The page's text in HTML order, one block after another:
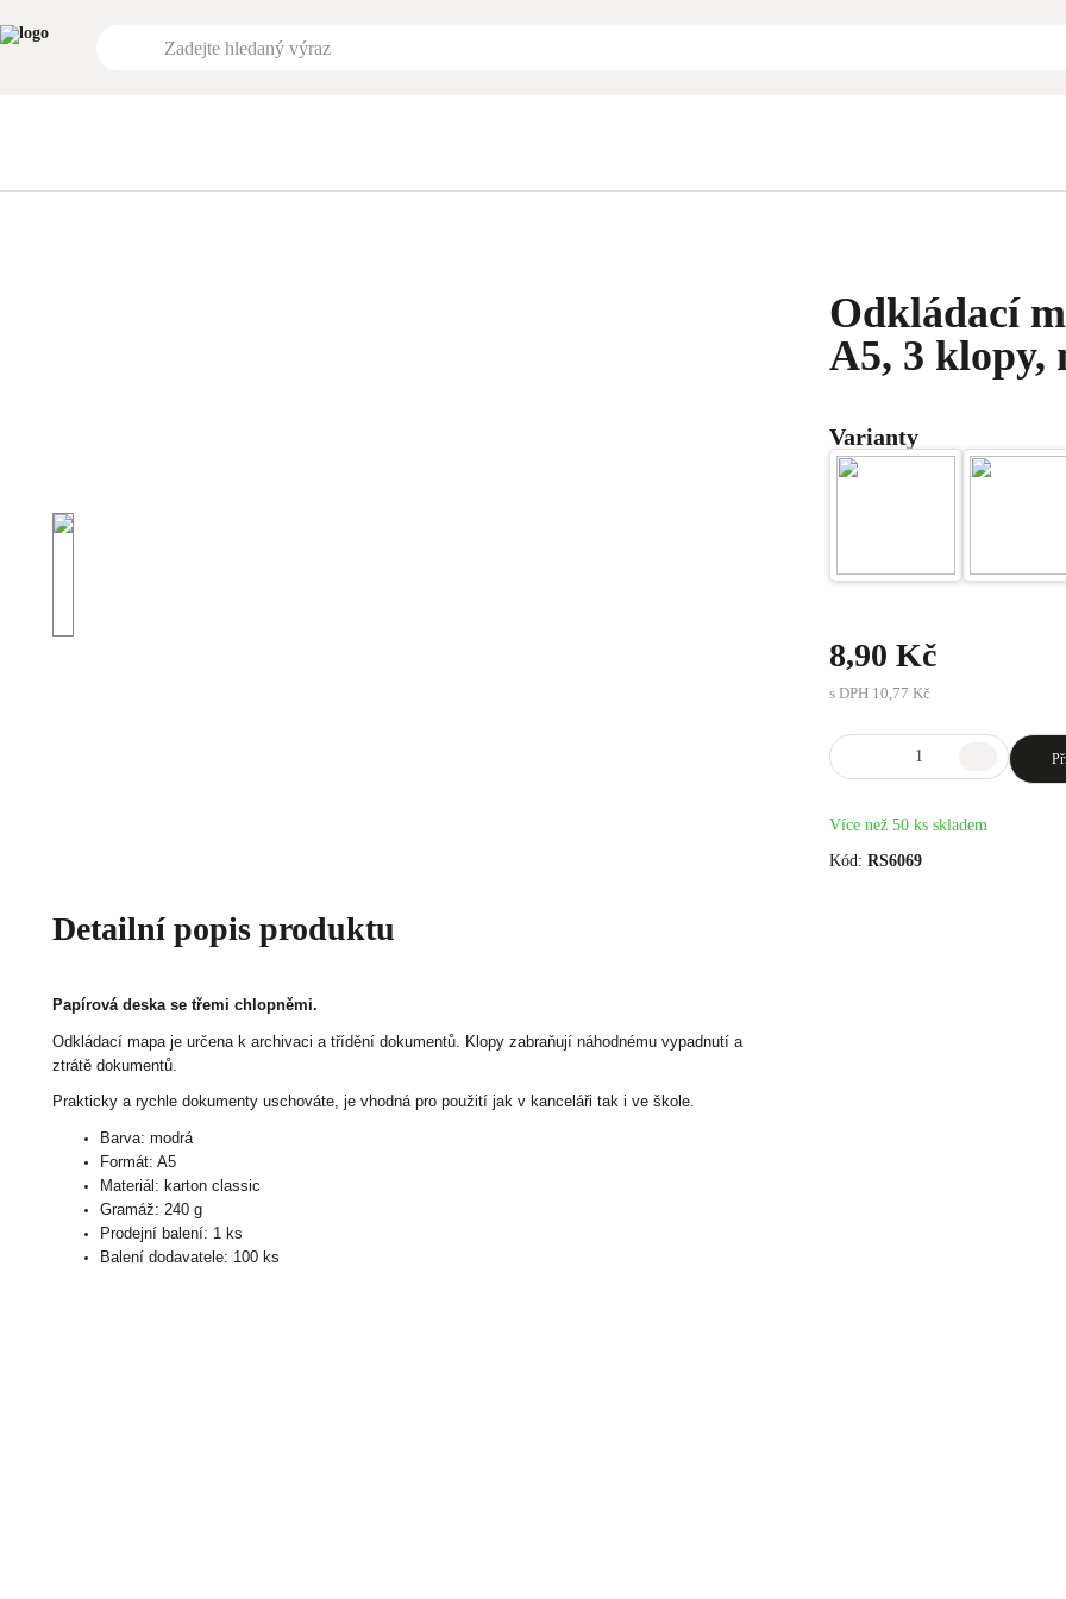
Detailní popis produktu
Papírová deska se třemi chlopněmi.
Odkládací mapa je určena k archivaci a třídění dokumentů. Klopy zabraňují náhodnému vypadnutí a
ztrátě dokumentů.
Prakticky a rychle dokumenty uschováte, je vhodná pro použití jak v kanceláři tak i ve škole.
Barva: modrá
Formát: A5
Materiál: karton classic
Gramáž: 240 g
Prodejní balení: 1 ks
Balení dodavatele: 100 ks
Odkládací
A5, 3 klopy,
Varianty
8,90 Kč
s DPH 10,77 Kč
Více než 50 ks skladem
Kód: RS6069